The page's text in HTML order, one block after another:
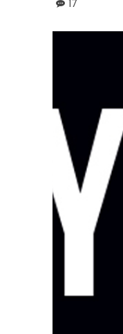
17